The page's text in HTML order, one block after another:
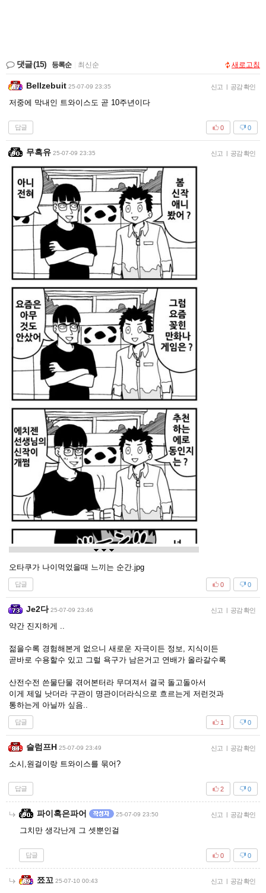
댓글(15) 등록순 최신순 새로고침
Bellzebuit 25-07-09 23:35 신고 공감 확인
저중에 막내인 트와이스도 곧 10주년이다
답글 0
0
무흑유 25-07-09 23:35 신고 공감 확인
오타쿠가 나이먹었을때 느끼는 순간.jpg
답글 0
0
Je2다 25-07-09 23:46 신고 공감 확인
약간 진지하게 ..
젊을수록 경험해본게 없으니 새로운 자극이든 정보, 지식이든
곧바로 수용할수 있고 그럴 욕구가 남은거고 연배가 올라갈수록
산전수전 쓴물단물 겪어본터라 무뎌져서 결국 돌고돌아서
이게 제일 낫더라 구관이 명관이더라식으로 흐르는게 저런것과
통하는게 아닐까 싶음..
답글 0
1
슬럼프H 25-07-09 23:49 신고 공감 확인
소시,원걸이랑 트와이스를 묶어?
답글 0
2
파이혹은파어 25-07-09 23:50 신고 공감 확인
그치만 생각난게 그 셋뿐인걸
답글 0
0
쬬꼬 25-07-10 00:43 신고 공감 확인